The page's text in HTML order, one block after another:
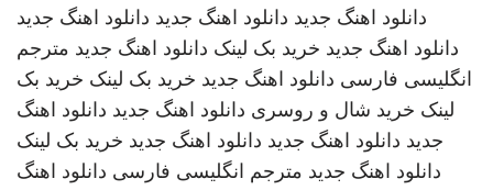
دانلود اهنگ جدید دانلود اهنگ جدید دانلود اهنگ جدید
دانلود اهنگ جدید خرید بک لینک دانلود اهنگ جدید مترجم
انگلیسی فارسی دانلود اهنگ جدید خرید بک لینک خرید بک
لینک خرید شال و روسری دانلود اهنگ جدید دانلود اهنگ
جدید دانلود اهنگ جدید دانلود اهنگ جدید خرید بک لینک
دانلود اهنگ جدید مترجم انگلیسی فارسی دانلود اهنگ